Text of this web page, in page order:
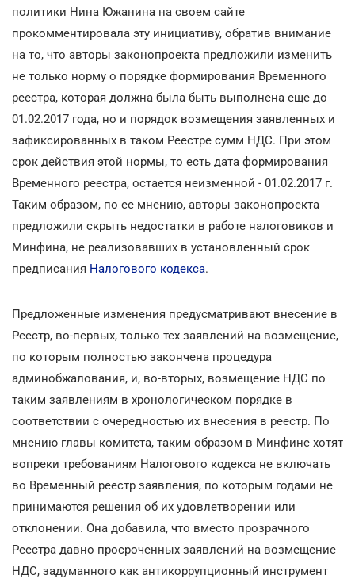
политики Нина Южанина на своем сайте
прокомментировала эту инициативу, обратив внимание
на то, что авторы законопроекта предложили изменить
не только норму о порядке формирования Временного
реестра, которая должна была быть выполнена еще до
01.02.2017 года, но и порядок возмещения заявленных и
зафиксированных в таком Реестре сумм НДС. При этом
срок действия этой нормы, то есть дата формирования
Временного реестра, остается неизменной - 01.02.2017 г.
Таким образом, по ее мнению, авторы законопроекта
предложили скрыть недостатки в работе налоговиков и
Минфина, не реализовавших в установленный срок
предписания Налогового кодекса.
Предложенные изменения предусматривают внесение в
Реестр, во-первых, только тех заявлений на возмещение,
по которым полностью закончена процедура
админобжалования, и, во-вторых, возмещение НДС по
таким заявлениям в хронологическом порядке в
соответствии с очередностью их внесения в реестр. По
мнению главы комитета, таким образом в Минфине хотят
вопреки требованиям Налогового кодекса не включать
во Временный реестр заявления, по которым годами не
принимаются решения об их удовлетворении или
отклонении. Она добавила, что вместо прозрачного
Реестра давно просроченных заявлений на возмещение
НДС, задуманного как антикоррупционный инструмент